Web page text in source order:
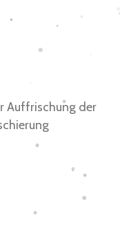
Auffrischung der